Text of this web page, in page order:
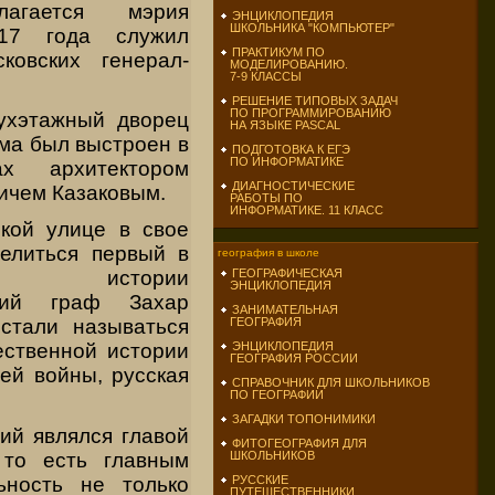
мэрия
года служил
генерал-
дворец
был выстроен в
архитектором
Казаковым.
улице в свое
первый в
истории
граф Захар
называться
истории
войны, русская
являлся главой
есть главным
не только
ЭНЦИКЛОПЕДИЯ
ШКОЛЬНИКА "КОМПЬЮТЕР"
ПРАКТИКУМ ПО
МОДЕЛИРОВАНИЮ.
7-9 КЛАССЫ
РЕШЕНИЕ ТИПОВЫХ ЗАДАЧ
ПО ПРОГРАММИРОВАНИЮ
НА ЯЗЫКЕ PASCAL
ПОДГОТОВКА К ЕГЭ
ПО ИНФОРМАТИКЕ
ДИАГНОСТИЧЕСКИЕ
РАБОТЫ ПО
ИНФОРМАТИКЕ. 11 КЛАСС
география в школе
ГЕОГРАФИЧЕСКАЯ
ЭНЦИКЛОПЕДИЯ
ЗАНИМАТЕЛЬНАЯ
ГЕОГРАФИЯ
ЭНЦИКЛОПЕДИЯ
ГЕОГРАФИЯ РОССИИ
СПРАВОЧНИК ДЛЯ ШКОЛЬНИКОВ
ПО ГЕОГРАФИИ
ЗАГАДКИ ТОПОНИМИКИ
ФИТОГЕОГРАФИЯ ДЛЯ
ШКОЛЬНИКОВ
РУССКИЕ
ПУТЕШЕСТВЕННИКИ